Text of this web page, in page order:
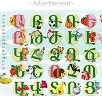
- Advertisement -